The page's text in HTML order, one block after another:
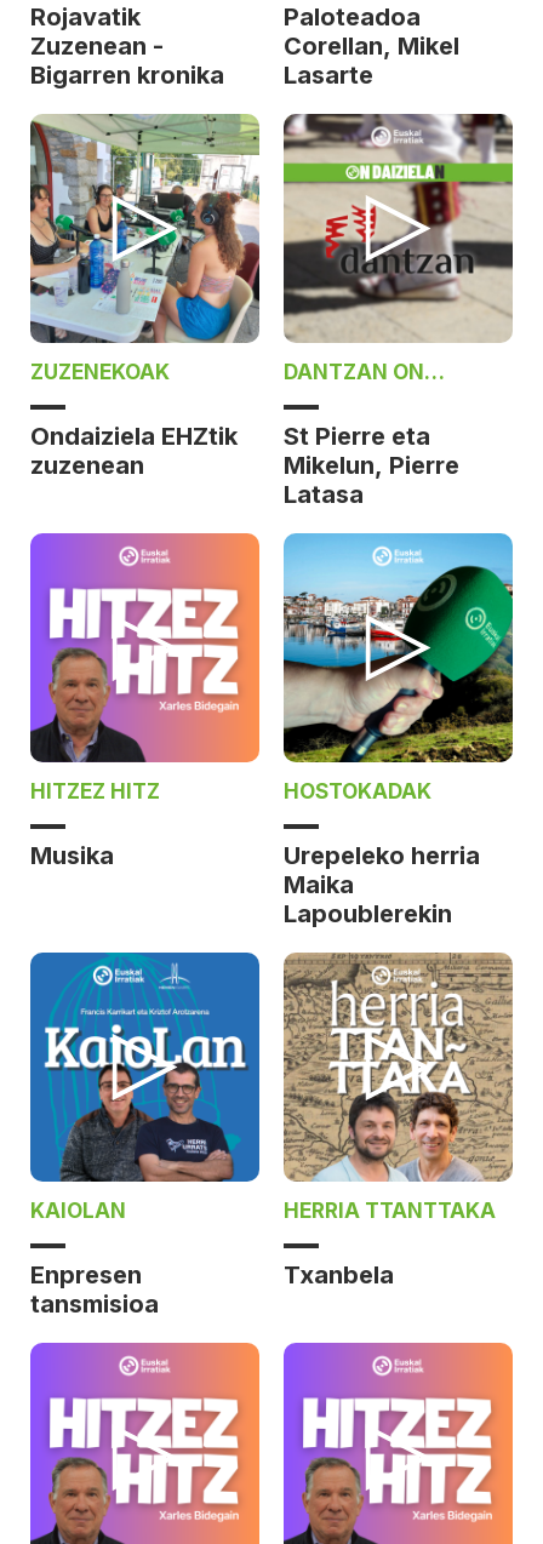
Rojavatik
Zuzenean -
Bigarren kronika
Paloteadoa
Corellan, Mikel
Lasarte
ZUZENEKOAK
Ondaiziela EHZtik
zuzenean
DANTZAN ON
DAIZIELAN
St Pierre eta
Mikelun, Pierre
Latasa
HITZEZ HITZ
Musika
HOSTOKADAK
Urepeleko herria
Maika
Lapoublerekin
KAIOLAN
Enpresen
tansmisioa
HERRIA TTANTTAKA
Txanbela